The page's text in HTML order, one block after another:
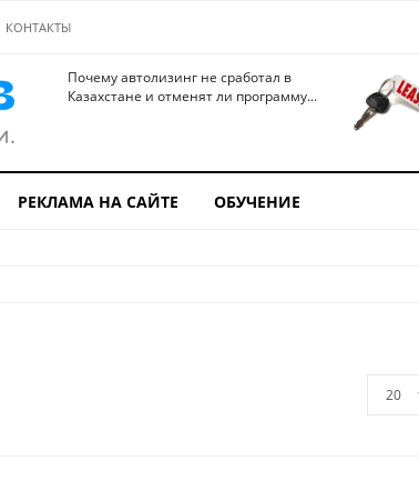
КОНТАКТЫ
Почему автолизинг не сработал в
Казахстане и отменят ли программу...
РЕКЛАМА НА САЙТЕ ОБУЧЕНИЕ